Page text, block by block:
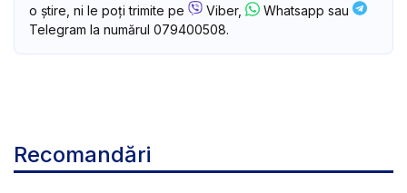
o știre, ni le poți trimite pe
Viber,
Whatsapp sau
Telegram la numărul 079400508.
Recomandări